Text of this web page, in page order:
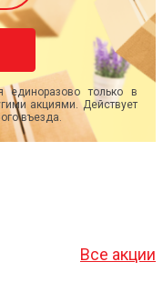
единоразово только в
акциями. Действует
въезда.
Все акции